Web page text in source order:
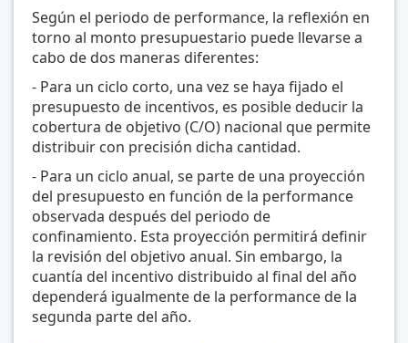
Según el periodo de performance, la reflexión en
torno al monto presupuestario puede llevarse a
cabo de dos maneras diferentes:
- Para un ciclo corto, una vez se haya fijado el
presupuesto de incentivos, es posible deducir la
cobertura de objetivo (C/O) nacional que permite
distribuir con precisión dicha cantidad.
- Para un ciclo anual, se parte de una proyección
del presupuesto en función de la performance
observada después del periodo de
confinamiento. Esta proyección permitirá definir
la revisión del objetivo anual. Sin embargo, la
cuantía del incentivo distribuido al final del año
dependerá igualmente de la performance de la
segunda parte del año.